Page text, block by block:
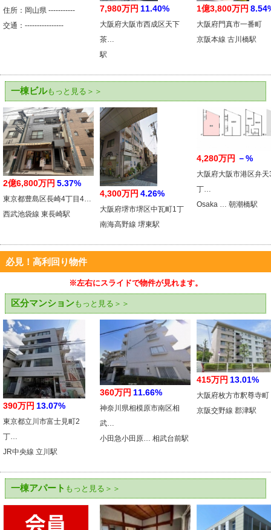
住所：岡山県 -----------
交通：----------------
7,980万円 11.40%
大阪府大阪市西成区天下
茶…
駅
1億3,800万円
大阪府門真市一番町
京阪本線 古川橋駅
一棟ビルもっと見る＞＞
2億6,800万円 5.37%
東京都豊島区長崎4丁目4…
西武池袋線 東長崎駅
4,300万円 4.26%
大阪府堺市堺区中瓦町1丁
南海高野線 堺東駅
4,280万円 －%
大阪府大阪市港区弁天
丁…
Osaka … 朝潮橋駅
必見！高利回り物件
※左右にスライドで物件が見れます。
区分マンションもっと見る＞＞
390万円 13.07%
東京都立川市富士見町2
丁…
JR中央線 立川駅
360万円 11.66%
神奈川県相模原市南区相
武…
小田急小田原… 相武台前駅
415万円 13.01%
大阪府枚方市釈尊寺町
京阪交野線 郡津駅
一棟アパート もっと見る＞＞